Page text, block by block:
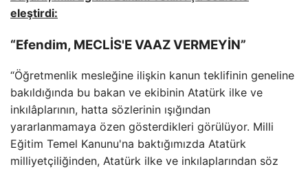
eleştirdi:
“Efendim, MECLİS'E VAAZ VERMEYİN”
“Öğretmenlik mesleğine ilişkin kanun teklifinin geneline
bakıldığında bu bakan ve ekibinin Atatürk ilke ve
inkılâplarının, hatta sözlerinin ışığından
yararlanmamaya özen gösterdikleri görülüyor. Milli
Eğitim Temel Kanunu'na baktığımızda Atatürk
milliyetçiliğinden, Atatürk ilke ve inkılaplarından söz